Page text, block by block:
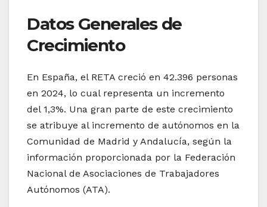
Datos Generales de
Crecimiento
En España, el RETA creció en 42.396 personas
en 2024, lo cual representa un incremento
del 1,3%. Una gran parte de este crecimiento
se atribuye al incremento de autónomos en la
Comunidad de Madrid y Andalucía, según la
información proporcionada por la Federación
Nacional de Asociaciones de Trabajadores
Autónomos (ATA).